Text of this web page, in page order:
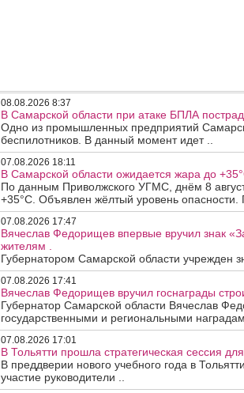
08.08.2026 8:37
В Самарской области при атаке БПЛА
Одно из промышленных предприятий
беспилотников. В данный момент идет ..
07.08.2026 18:11
В Самарской области ожидается жара до
По данным Приволжского УГМС, днём 8
+35°C. Объявлен жёлтый уровень опасности.
07.08.2026 17:47
Вячеслав Федорищев впервые вручил знак
жителям .
Губернатором Самарской области учрежден
07.08.2026 17:41
Вячеслав Федорищев вручил госнаграды
Губернатор Самарской области Вячеслав
государственными и региональными
07.08.2026 17:01
В Тольятти прошла стратегическая сессия
В преддверии нового учебного года в
участие руководители ..